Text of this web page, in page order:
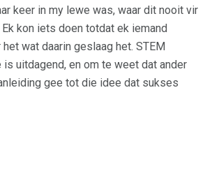
keer in my lewe was, waar dit nooit vir
kon iets doen totdat ek iemand
wat daarin geslaag het. STEM
is uitdagend, en om te weet dat ander
gee tot die idee dat sukses